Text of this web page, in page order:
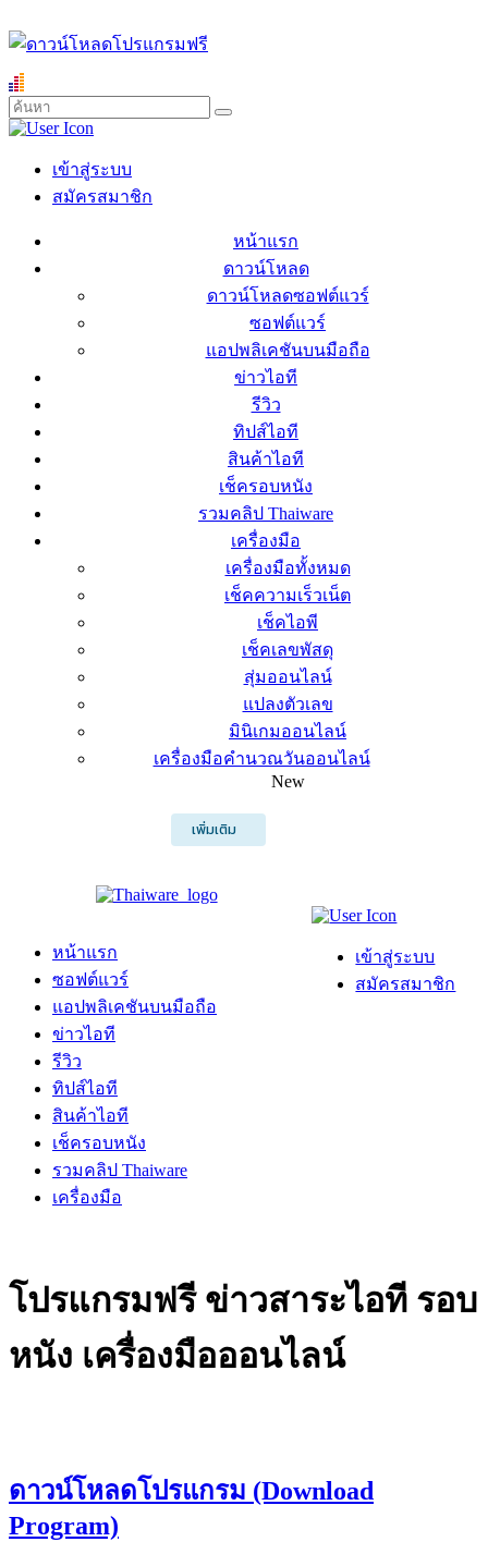
เข้าสู่ระบบ
สมัครสมาชิก
หน้าแรก
ดาวน์โหลด
ดาวน์โหลดซอฟต์แวร์
ซอฟต์แวร์
แอปพลิเคชันบนมือถือ
ข่าวไอที
รีวิว
ทิปส์ไอที
สินค้าไอที
เช็ครอบหนัง
รวมคลิป Thaiware
เครื่องมือ
เครื่องมือทั้งหมด
เช็คความเร็วเน็ต
เช็คไอพี
เช็คเลขพัสดุ
สุ่มออนไลน์
แปลงตัวเลข
มินิเกมออนไลน์
เครื่องมือคำนวณวันออนไลน์
New
เพิ่มเติม
เข้าสู่ระบบ
สมัครสมาชิก
หน้าแรก
ซอฟต์แวร์
แอปพลิเคชันบนมือถือ
ข่าวไอที
รีวิว
ทิปส์ไอที
สินค้าไอที
เช็ครอบหนัง
รวมคลิป Thaiware
เครื่องมือ
โปรแกรมฟรี ข่าวสาระไอที รอบ
หนัง เครื่องมือออนไลน์
ดาวน์โหลดโปรแกรม (Download
Program)